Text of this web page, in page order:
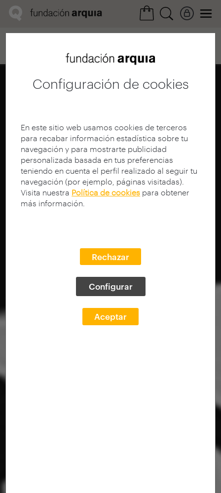
Configuración de cookies
En este sitio web usamos cookies de terceros
para recabar información estadística sobre tu
navegación y para mostrarte publicidad
personalizada basada en tus preferencias
teniendo en cuenta el perfil realizado al seguir tu
navegación (por ejemplo, páginas visitadas).
Visita nuestra Política de cookies para obtener
más información.
Rechazar
Configurar
Aceptar
Ficha realización